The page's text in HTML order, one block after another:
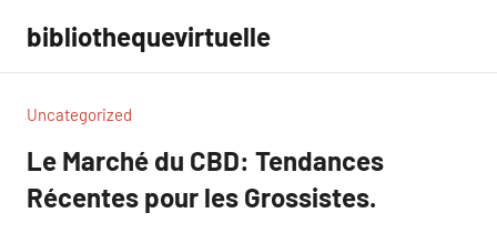
contenu
bibliothequevirtuelle
Uncategorized
Le Marché du CBD: Tendances
Récentes pour les Grossistes.